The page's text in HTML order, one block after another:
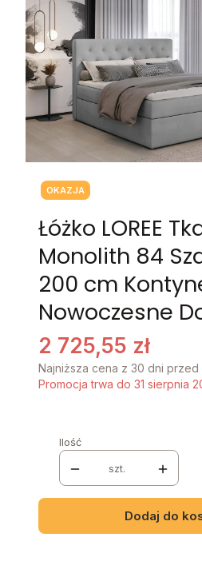
Tagi produktu
OKAZJA
Łóżko LOREE
Monolith 84
200 cm
Nowoczesne
2 725,55 zł
Najniższa cena z 30 dni przed
Promocja trwa do 31 sierpnia
Ilość
szt.
Dodaj do